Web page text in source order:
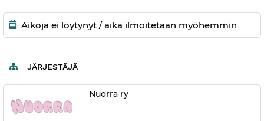
Aikoja ei löytynyt / aika ilmoitetaan myöhemmin
JÄRJESTÄJÄ
Nuorra ry